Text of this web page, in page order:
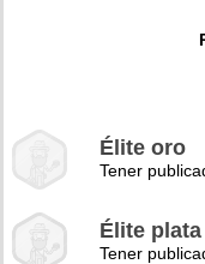
Élite oro
Tener
Élite plata
Tener